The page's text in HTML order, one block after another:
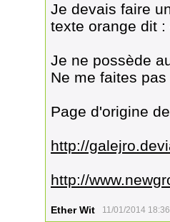
Je devais faire
texte orange dit
Je ne possède
Ne me faites
Page d'origine
http://
http://
Ether Wit 11/01/2014